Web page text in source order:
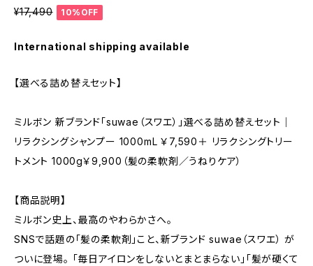
¥17,490 10%OFF
International shipping available
【選べる詰め替えセット】
ミルボン 新ブランド「suwae（スワエ）」選べる詰め替えセット｜
リラクシングシャンプー 1000mL ￥7,590＋ リラクシングトリー
トメント 1000g￥9,900（髪の柔軟剤／うねりケア）
【商品説明】
ミルボン史上、最高のやわらかさへ。
SNSで話題の「髪の柔軟剤」こと、新ブランド suwae（スワエ） が
ついに登場。 「毎日アイロンをしないとまとまらない」「髪が硬くて